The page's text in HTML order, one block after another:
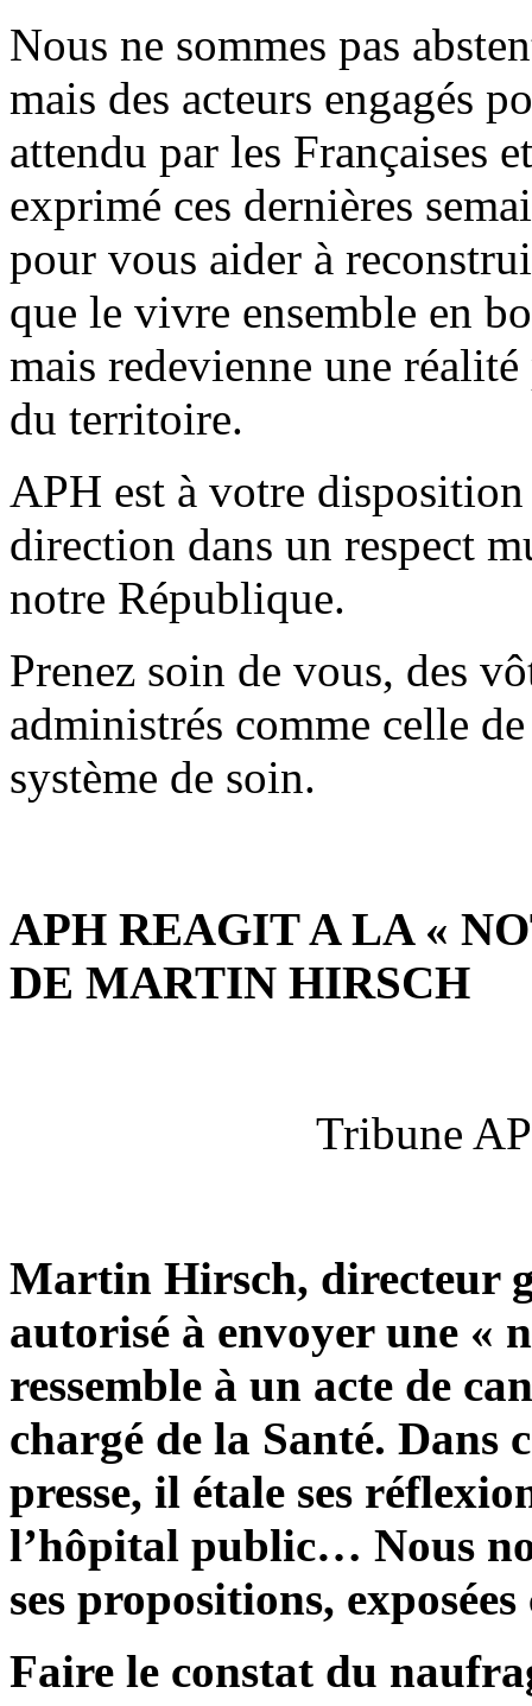
Nous ne sommes pas
mais des acteurs engagés
attendu par les Françaises
exprimé ces dernières
pour vous aider à
que le vivre ensemble en
mais redevienne une
du territoire.
APH est à votre
direction dans un respect
notre République.
Prenez soin de vous, des
administrés comme celle
système de soin.
APH REAGIT A LA «
DE MARTIN HIRSCH
Tribune
Martin Hirsch, directeur
autorisé à envoyer une «
ressemble à un acte de
chargé de la Santé. Dans
presse, il étale ses
l’hôpital public… Nous
ses propositions,
Faire le constat du